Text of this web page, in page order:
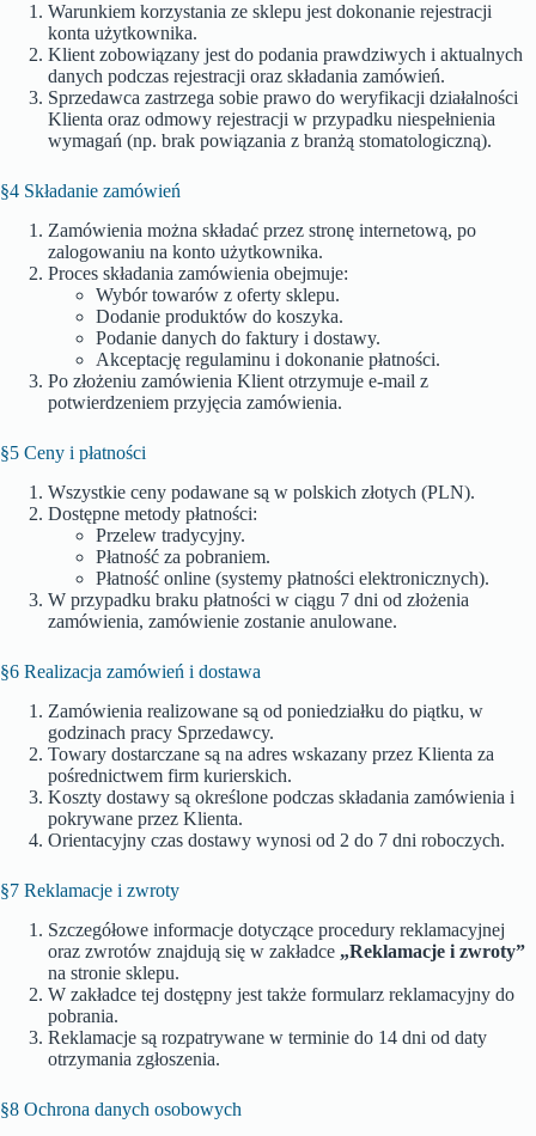
Warunkiem korzystania ze sklepu jest dokonanie rejestracji
konta użytkownika.
Klient zobowiązany jest do podania prawdziwych i aktualnych
danych podczas rejestracji oraz składania zamówień.
Sprzedawca zastrzega sobie prawo do weryfikacji działalności
Klienta oraz odmowy rejestracji w przypadku niespełnienia
wymagań (np. brak powiązania z branżą stomatologiczną).
§4 Składanie zamówień
Zamówienia można składać przez stronę internetową, po
zalogowaniu na konto użytkownika.
Proces składania zamówienia obejmuje:
Wybór towarów z oferty sklepu.
Dodanie produktów do koszyka.
Podanie danych do faktury i dostawy.
Akceptację regulaminu i dokonanie płatności.
Po złożeniu zamówienia Klient otrzymuje e-mail z
potwierdzeniem przyjęcia zamówienia.
§5 Ceny i płatności
Wszystkie ceny podawane są w polskich złotych (PLN).
Dostępne metody płatności:
Przelew tradycyjny.
Płatność za pobraniem.
Płatność online (systemy płatności elektronicznych).
W przypadku braku płatności w ciągu 7 dni od złożenia
zamówienia, zamówienie zostanie anulowane.
§6 Realizacja zamówień i dostawa
Zamówienia realizowane są od poniedziałku do piątku, w
godzinach pracy Sprzedawcy.
Towary dostarczane są na adres wskazany przez Klienta za
pośrednictwem firm kurierskich.
Koszty dostawy są określone podczas składania zamówienia i
pokrywane przez Klienta.
Orientacyjny czas dostawy wynosi od 2 do 7 dni roboczych.
§7 Reklamacje i zwroty
Szczegółowe informacje dotyczące procedury reklamacyjnej
oraz zwrotów znajdują się w zakładce „Reklamacje i zwroty”
na stronie sklepu.
W zakładce tej dostępny jest także formularz reklamacyjny do
pobrania.
Reklamacje są rozpatrywane w terminie do 14 dni od daty
otrzymania zgłoszenia.
§8 Ochrona danych osobowych